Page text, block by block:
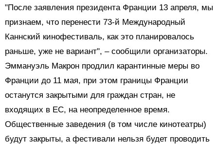
"После заявления президента Франции 13 апреля, мы
признаем, что перенести 73-й Международный
Каннский кинофестиваль, как это планировалось
раньше, уже не вариант", – сообщили организаторы.
Эммануэль Макрон продлил карантинные меры во
Франции до 11 мая, при этом границы Франции
останутся закрытыми для граждан стран, не
входящих в ЕС, на неопределенное время.
Общественные заведения (в том числе кинотеатры)
будут закрыты, а фестивали нельзя будет проводить